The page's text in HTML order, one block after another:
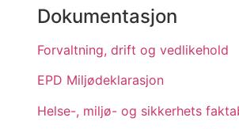
Dokumentasjon
Forvaltning, drift og vedlikehold
EPD Miljødeklarasjon
Helse-, miljø- og sikkerhets